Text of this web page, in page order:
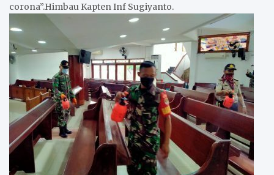
corona”.Himbau Kapten Inf Sugiyanto.